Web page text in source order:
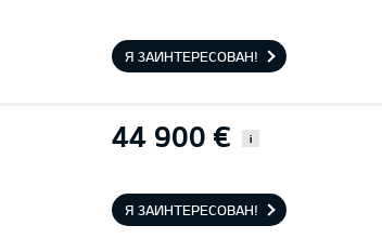
Я ЗАИНТЕРЕСОВАН!
44 900 € i
Я ЗАИНТЕРЕСОВАН!